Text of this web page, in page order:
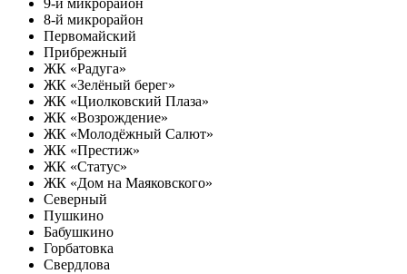
9-й микрорайон
8-й микрорайон
Первомайский
Прибрежный
ЖК «Радуга»
ЖК «Зелёный берег»
ЖК «Циолковский Плаза»
ЖК «Возрождение»
ЖК «Молодёжный Салют»
ЖК «Престиж»
ЖК «Статус»
ЖК «Дом на Маяковского»
Северный
Пушкино
Бабушкино
Горбатовка
Свердлова